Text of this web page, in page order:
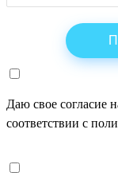
Даю свое согласие
соответствии с